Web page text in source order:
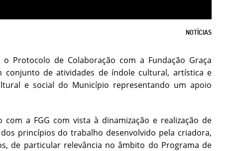
NOTÍCIAS
Protocolo de Colaboração com a Fundação Graça
conjunto de atividades de índole cultural, artística e
e social do Município representando um apoio
a FGG com vista à dinamização e realização de
princípios do trabalho desenvolvido pela criadora,
de particular relevância no âmbito do Programa de